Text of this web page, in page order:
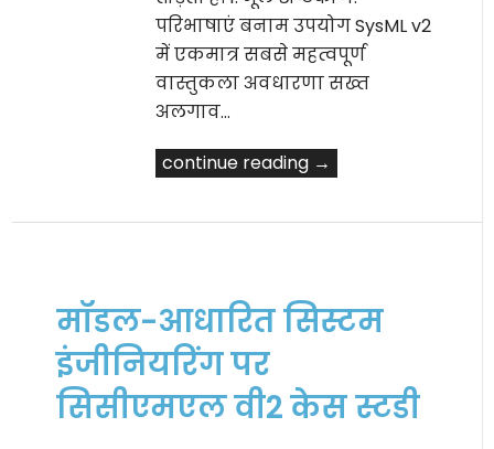
परिभाषाएं बनाम उपयोग SysML v2
में एकमात्र सबसे महत्वपूर्ण
वास्तुकला अवधारणा सख्त
अलगाव…
continue reading →
मॉडल-आधारित सिस्टम
इंजीनियरिंग पर
सिसीएमएल वी2 केस स्टडी